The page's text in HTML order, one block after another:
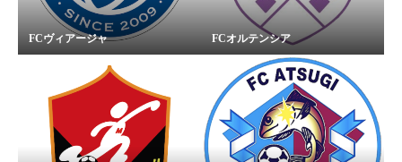
FCヴィアージャ FCオルテンシア